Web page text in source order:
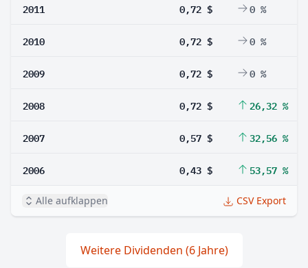
2011 0,72 $ 0 %
2010 0,72 $ 0 %
2009 0,72 $ 0 %
2008 0,72 $ 26,32 %
2007 0,57 $ 32,56 %
2006 0,43 $ 53,57 %
Alle aufklappen CSV Export
Weitere Dividenden (6 Jahre)